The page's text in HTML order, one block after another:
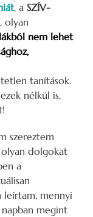
, a SZÍV-
olyan
nem lehet
tanítások.
nélkül is,
szereztem
dolgokat
a
leírtam, mennyi
megint